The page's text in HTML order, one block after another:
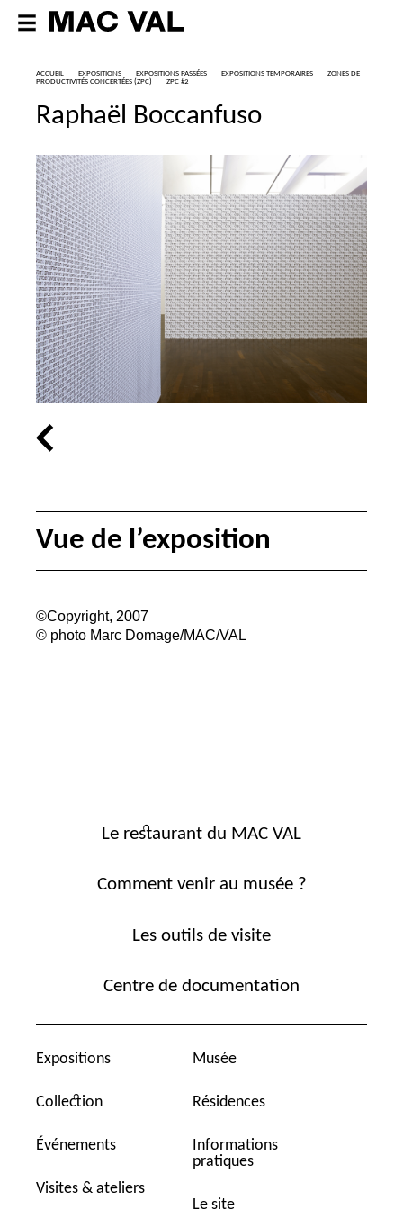
ACCUEIL EXPOSITIONS EXPOSITIONS PASSÉES EXPOSITIONS TEMPORAIRES
ZONES DE
PRODUCTIVITÉS CONCERTÉES (ZPC) ZPC#2
Raphaël Boccanfuso
Vue de l’exposition
©Copyright, 2007
© photo Marc Domage/MAC/VAL
Le restaurant du MAC VAL
Comment venir au musée ?
Les outils de visite
Centre de documentation
Expositions
Collection
Événements
Visites & ateliers
Musée
Résidences
Informations
pratiques
Le site